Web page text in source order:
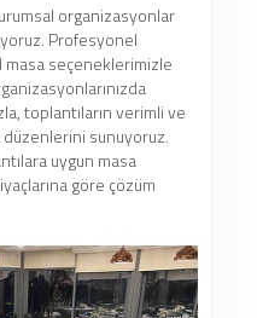
organizasyonlar
Profesyonel
masa seçeneklerimizle
toplantıların verimli ve
düzenlerini sunuyoruz.
uygun masa
göre çözüm